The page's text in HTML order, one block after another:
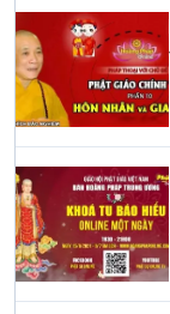
Hòa thượng
cử Trưởng BTS
Phòng nhiệm kỳ
Thượng tọa
cử tân Trưởng